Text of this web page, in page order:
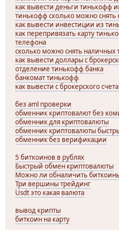
как вывести деньги тинькофф
тинькофф сколько можно
как вывести инвестиции из
как перепривязать карту
телефона
сколько можно снять наличных
как вывести доллары с
отделение тинькофф банка
банкомат тинькофф
как вывести с брокерского
без aml проверки
обменник криптовалют без
обменник для криптовалюты
обменник криптовалюты
обменник без верификации
5 биткоинов в рублях
Быстрый обмен криптовалюты
Можно ли обналичить
Три вершины трейдинг
Usdt это какая валюта
вывод крипты
биткоин на карту